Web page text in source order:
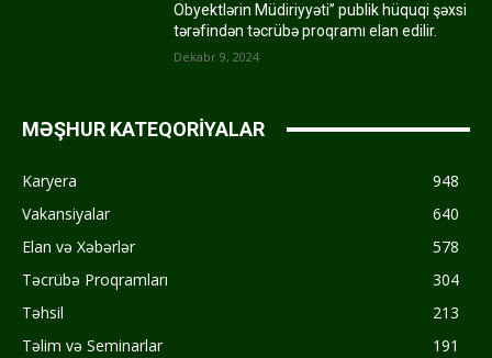
Obyektlərin Müdiriyyəti” publik hüquqi şəxsi
tərəfindən təcrübə proqramı elan edilir.
Dekabr 9, 2024
MƏŞHUR KATEQORİYALAR
Karyera
948
Vakansiyalar
640
Elan və Xəbərlər
578
Təcrübə Proqramları
304
Təhsil
213
Təlim və Seminarlar
191